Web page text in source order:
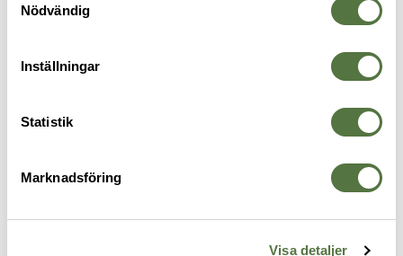
Nödvändig
Inställningar
Statistik
Marknadsföring
Visa detaljer
TASMANIAN TIGER SAFARILAND
Mag Holder Concealed Right Sig